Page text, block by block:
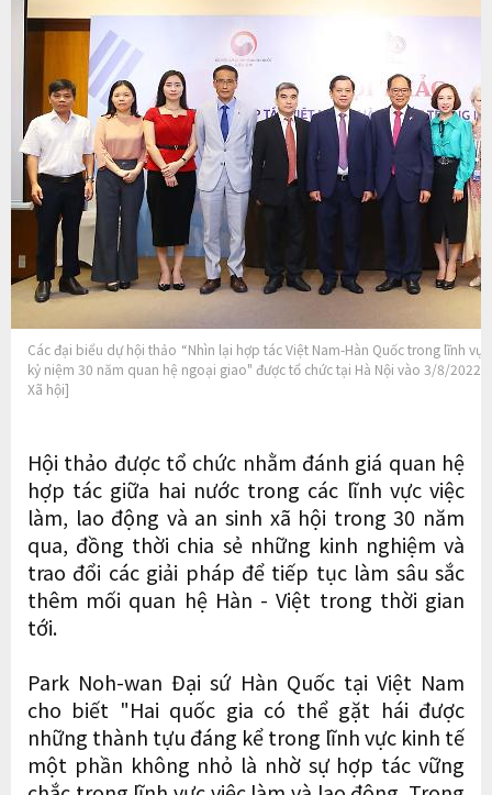
Các đại biểu dự hội thảo “Nhìn lại hợp tác Việt Nam-Hàn Quốc trong lĩnh
kỷ niệm 30 năm quan hệ ngoại giao" được tổ chức tại Hà Nội vào 3/8/2022.
Xã hội]
Hội thảo được tổ chức nhằm đánh giá quan hệ
hợp tác giữa hai nước trong các lĩnh vực việc
làm, lao động và an sinh xã hội trong 30 năm
qua, đồng thời chia sẻ những kinh nghiệm và
trao đổi các giải pháp để tiếp tục làm sâu sắc
thêm mối quan hệ Hàn - Việt trong thời gian
tới.
Park Noh-wan Đại sứ Hàn Quốc tại Việt Nam
cho biết "Hai quốc gia có thể gặt hái được
những thành tựu đáng kể trong lĩnh vực kinh tế
một phần không nhỏ là nhờ sự hợp tác vững